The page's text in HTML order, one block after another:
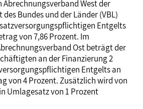
West der
Bundes und der Länder (VBL)
Entgelts
von 7,86 Prozent. Im
Ost beträgt der
an der Finanzierung 2
Entgelts an
von 4 Prozent. Zusätzlich wird von
Umlagesatz von 1 Prozent